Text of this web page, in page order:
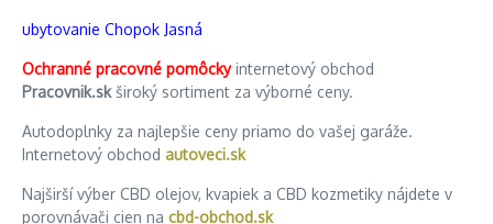
ubytovanie Chopok Jasná
Ochranné pracovné pomôckyinternetový obchod
Pracovnik.skširoký sortiment za výborné ceny.
Autodoplnky za najlepšie ceny priamo do vašej garáže.
Internetový obchod autoveci.sk
Najširší výber CBD olejov, kvapiek a CBD kozmetiky nájdete v
porovnávači cien na cbd-obchod.sk